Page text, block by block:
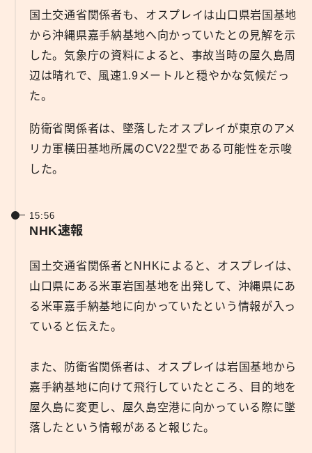
国土交通省関係者も、オスプレイは山口県岩国基地
から沖縄県嘉手納基地へ向かっていたとの見解を示
した。気象庁の資料によると、事故当時の屋久島周
辺は晴れで、風速1.9メートルと穏やかな気候だっ
た。
防衛省関係者は、墜落したオスプレイが東京のアメ
リカ軍横田基地所属のCV22型である可能性を示唆
した。
15:56
NHK速報
国土交通省関係者とNHKによると、オスプレイは、
山口県にある米軍岩国基地を出発して、沖縄県にあ
る米軍嘉手納基地に向かっていたという情報が入っ
ていると伝えた。
また、防衛省関係者は、オスプレイは岩国基地から
嘉手納基地に向けて飛行していたところ、目的地を
屋久島に変更し、屋久島空港に向かっている際に墜
落したという情報があると報じた。